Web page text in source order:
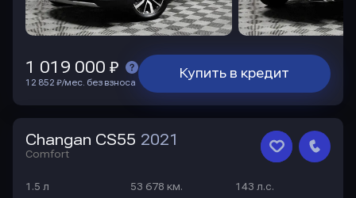
Купить в кредит
1 019 000 ₽
12 852 ₽/мес. без взноса
Changan CS55 2021
Comfort
1.5 л 53 678 км.
143 л.с.